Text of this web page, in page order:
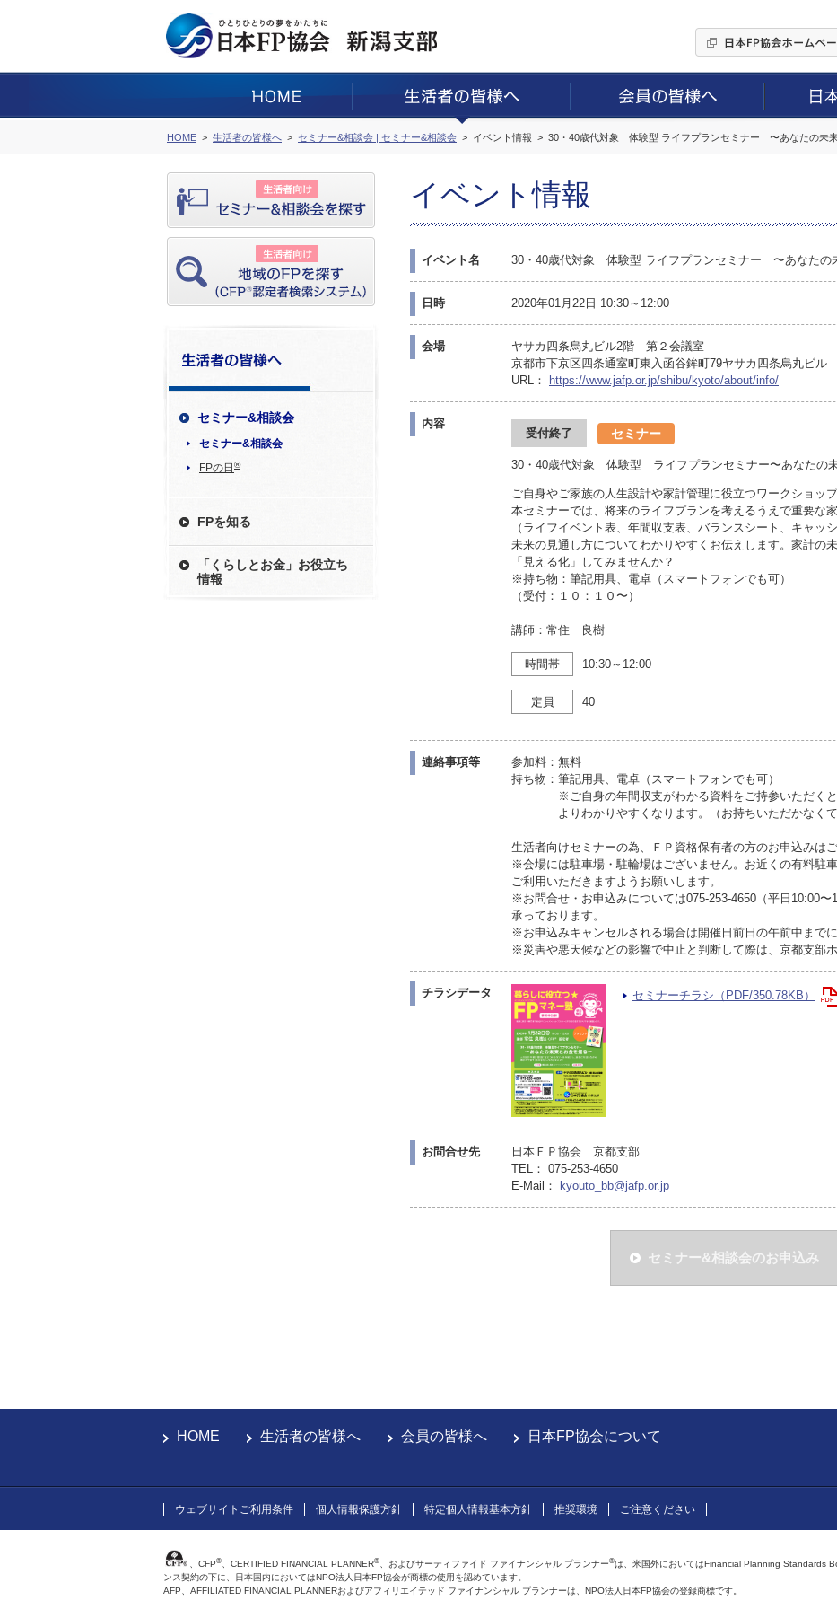
HOME 生活者の皆様へ セミナー&相談会 | セミナー&相談会 イベント情報 30・40歳代対象 体験型 ライフプランセミナー 〜あなたの未
セミナー&相談会
セミナー&相談会
FPの日 ®
FPを知る
「くらしとお金」お役立ち
情報
イベント情報
イベント名 30・40歳代対象 体験型 ライフプランセミナー 〜あなたの
日時 2020年01月22日 10:30～12:00
会場
ヤサカ四条烏丸ビル2階 第２会議室
京都市下京区四条通室町東入函谷鉾町79ヤサカ四条烏丸ビル
URL：
https://www.jafp.or.jp/shibu/kyoto/about/info/
内容
受付終了 セミナー
30・40歳代対象 体験型 ライフプランセミナー〜あなたの
ご自身やご家族の人生設計や家計管理に役立つワークショッ
本セミナーでは、将来のライフプランを考えるうえで重要な
（ライフイベント表、年間収支表、バランスシート、キャッ
未来の見通し方についてわかりやすくお伝えします。家計の
「見える化」してみませんか？
※持ち物：筆記用具、電卓（スマートフォンでも可）
（受付：１０：１０〜）
講師：常住 良樹
時間帯 10:30～12:00
定員 40
連絡事項等
参加料：無料
持ち物：筆記用具、電卓（スマートフォンでも可）
※ご自身の年間収支がわかる資料をご持参いただくと
よりわかりやすくなります。（お持ちいただかなくて
生活者向けセミナーの為、ＦＰ資格保有者の方のお申込みはご
※会場には駐車場・駐輪場はございません。お近くの有料駐
ご利用いただきますようお願いします。
※お問合せ・お申込みについては075-253-4650（平日10:00〜
承っております。
※お申込みキャンセルされる場合は開催日前日の午前中までに
※災害や悪天候などの影響で中止と判断して際は、京都支部
チラシデータ セミナーチラシ（PDF/350.78KB）
お問合せ先
日本ＦＰ協会 京都支部
TEL： 075-253-4650
E-Mail：
kyouto_bb@jafp.or.jp
セミナー&相談会のお申込み
HOME 生活者の皆様へ 会員の皆様へ 日本FP協会について
ウェブサイトご利用条件 個人情報保護方針 特定個人情報基本方針 推奨環境 ご注意ください
、CFP®、CERTIFIED FINANCIAL PLANNER®、およびサーティファイド ファイナンシャル プランナー®は、米国外においてはFinancial Planning Standards
ンス契約の下に、日本国内においてはNPO法人日本FP協会が商標の使用を認めています。
AFP、AFFILIATED FINANCIAL PLANNERおよびアフィリエイテッド ファイナンシャル プランナーは、NPO法人日本FP協会の登録商標です。